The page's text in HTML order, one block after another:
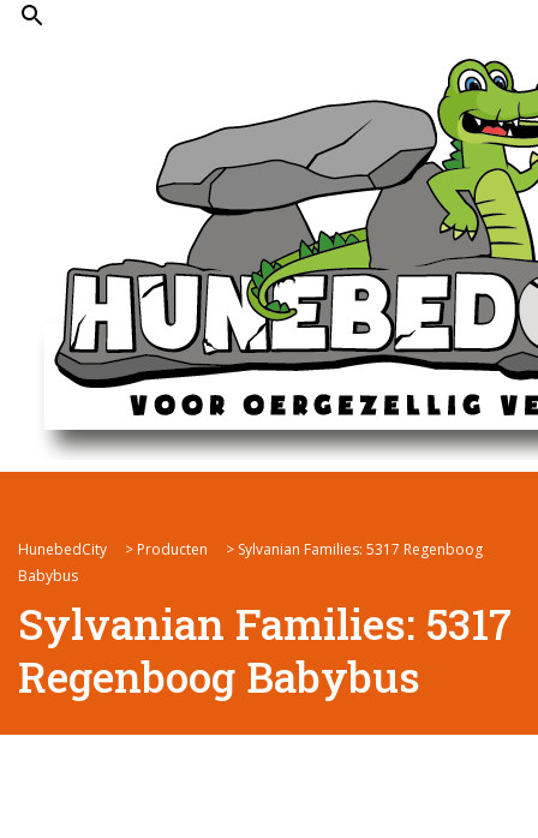
HunebedCity > Producten > Sylvanian Families: 5317 Regenboog
Babybus
Sylvanian Families: 5317
Regenboog Babybus